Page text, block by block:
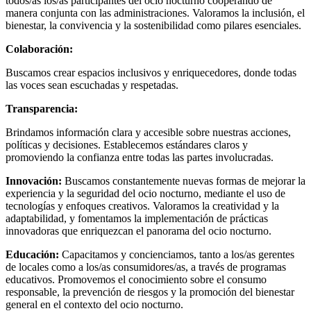
manera conjunta con las administraciones. Valoramos la inclusión, el
bienestar, la convivencia y la sostenibilidad como pilares esenciales.
Colaboración:
Buscamos crear espacios inclusivos y enriquecedores, donde todas
las voces sean escuchadas y respetadas.
Transparencia:
Brindamos información clara y accesible sobre nuestras acciones,
políticas y decisiones. Establecemos estándares claros y
promoviendo la confianza entre todas las partes involucradas.
Innovación: Buscamos constantemente nuevas formas de mejorar la
experiencia y la seguridad del ocio nocturno, mediante el uso de
tecnologías y enfoques creativos. Valoramos la creatividad y la
adaptabilidad, y fomentamos la implementación de prácticas
innovadoras que enriquezcan el panorama del ocio nocturno.
Educación: Capacitamos y concienciamos, tanto a los/as gerentes
de locales como a los/as consumidores/as, a través de programas
educativos. Promovemos el conocimiento sobre el consumo
responsable, la prevención de riesgos y la promoción del bienestar
general en el contexto del ocio nocturno.